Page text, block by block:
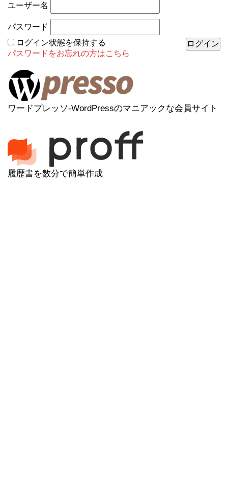
ユーザー名
パスワード
ログイン状態を保持する
パスワードをお忘れの方はこちら
ワードプレッソ-WordPressのマニアックな会員サイト
履歴書を数分で簡単作成